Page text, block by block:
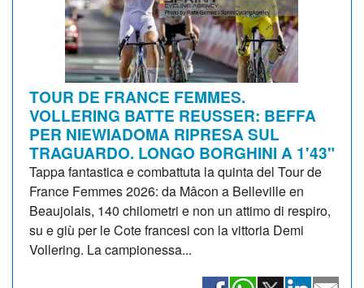
TOUR DE FRANCE FEMMES.
VOLLERING BATTE REUSSER: BEFFA
PER NIEWIADOMA RIPRESA SUL
TRAGUARDO. LONGO BORGHINI A 1'43"
Tappa fantastica e combattuta la quinta del Tour de
France Femmes 2026: da Mâcon a Belleville en
Beaujolais, 140 chilometri e non un attimo di respiro,
su e giù per le Cote francesi con la vittoria Demi
Vollering. La campionessa...